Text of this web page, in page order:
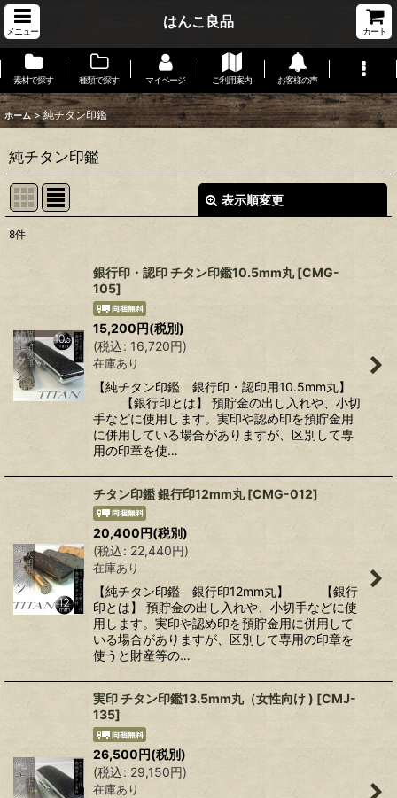
メニュー
はんこ良品
カート
素材で探す 種類で探す マイページ ご利用案内 お客様の声
ホーム > 純チタン印鑑
純チタン印鑑
表示順変更
並び順:
絞り込む
8件
銀行印・認印 チタン印鑑10.5mm丸[CMG-
105]
15,200円(税別)
(税込: 16,720円)
在庫あり
【純チタン印鑑 銀行印・認印用10.5mm丸】
【銀行印とは】 預貯金の出し入れや、小切
手などに使用します。実印や認め印を預貯金用
に併用している場合がありますが、区別して専
用の印章を使…
チタン印鑑 銀行印12mm丸 [CMG-012]
20,400円(税別)
(税込: 22,440円)
在庫あり
【純チタン印鑑 銀行印12mm丸】 【銀行
印とは】 預貯金の出し入れや、小切手などに使
用します。実印や認め印を預貯金用に併用して
いる場合がありますが、区別して専用の印章を
使うと財産等の…
実印 チタン印鑑13.5mm丸（女性向け ) [CMJ-
135]
26,500円(税別)
(税込: 29,150円)
在庫あり